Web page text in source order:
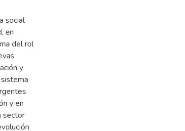
social
en
del rol
y
y en
sector